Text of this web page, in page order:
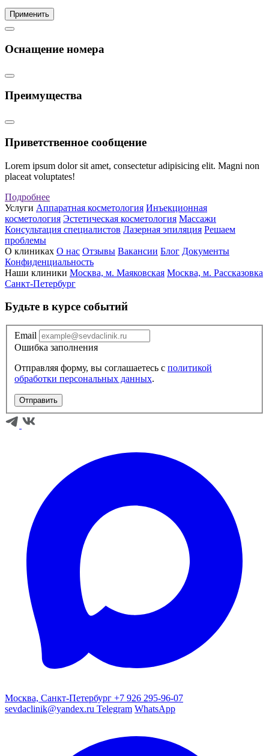
Применить
Оснащение номера
Преимущества
Приветственное сообщение
Lorem ipsum dolor sit amet, consectetur adipisicing elit. Magni non
placeat voluptates!
Подробнее
Услуги Аппаратная косметология Инъекционная
косметология Эстетическая косметология Массажи
Консультация специалистов Лазерная эпиляция Решаем
проблемы
О клиниках О нас Отзывы Вакансии Блог Документы
Конфиденциальность
Наши клиники Москва, м. Маяковская Москва, м. Рассказовка
Санкт-Петербург
Будьте в курсе событий
Email
Ошибка заполнения
Отправляя форму, вы соглашаетесь с политикой
обработки персональных данных.
Отправить
Москва, Санкт-Петербург +7 926 295-96-07
sevdaclinik@yandex.ru Telegram WhatsApp